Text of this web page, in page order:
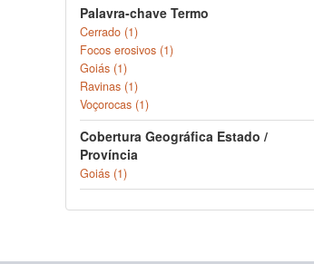
Palavra-chave Termo
Cerrado (1)
Focos erosivos (1)
Goiás (1)
Ravinas (1)
Voçorocas (1)
Cobertura Geográfica Estado /
Província
Goiás (1)